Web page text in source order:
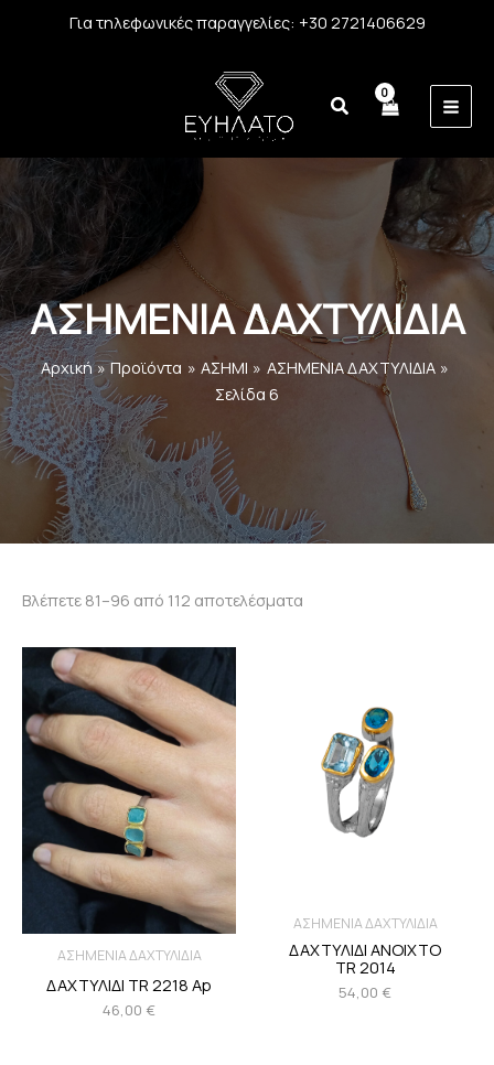
ΜετάβασηΓια τηλεφωνικές παραγγελίες: +30 2721406629
ΑΣΗΜΕΝΙΑ ΔΑΧΤΥΛΙΔΙΑ
Αρχική Προϊόντα ΑΣΗΜΙ
ΑΣΗΜΕΝΙΑ ΔΑΧΤΥΛΙΔΙΑ
Σελίδα 6
Βλέπετε 81–96 από 112 αποτελέσματα
ΑΣΗΜΕΝΙΑ ΔΑΧΤΥΛΙΔΙΑ
ΔΑΧΤΥΛΙΔΙ TR 2218 Ap
46,00 €
ΑΣΗΜΕΝΙΑ ΔΑΧΤΥΛΙΔΙΑ
ΔΑΧΤΥΛΙΔΙ ΑΝΟΙΧΤΟ
TR 2014
54,00 €